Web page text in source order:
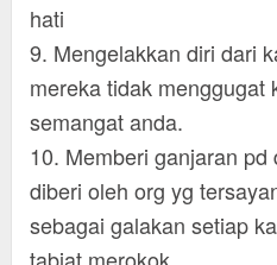
hati
9. Mengelakkan diri dari
mereka tidak menggugat
semangat anda.
10. Memberi ganjaran
diberi oleh org yg
sebagai galakan setiap